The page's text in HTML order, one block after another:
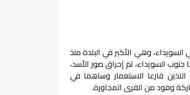
وهي الأكبر في البلدة منذ
السويداء، تم إحراق صور الأسد،
قارعا الاستعمار وساهما في
وفود من القرى المجاورة.